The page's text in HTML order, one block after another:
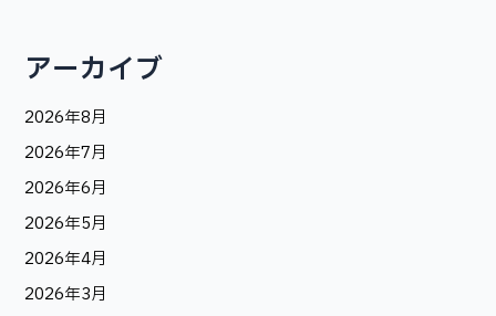
アーカイブ
2026年8月
2026年7月
2026年6月
2026年5月
2026年4月
2026年3月